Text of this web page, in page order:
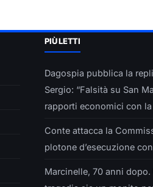
PIÙ LETTI
Dagospia pubblica la
Sergio: “Falsità su San
rapporti economici con la
Conte attacca la
plotone d’esecuzione
Marcinelle, 70 anni dopo.